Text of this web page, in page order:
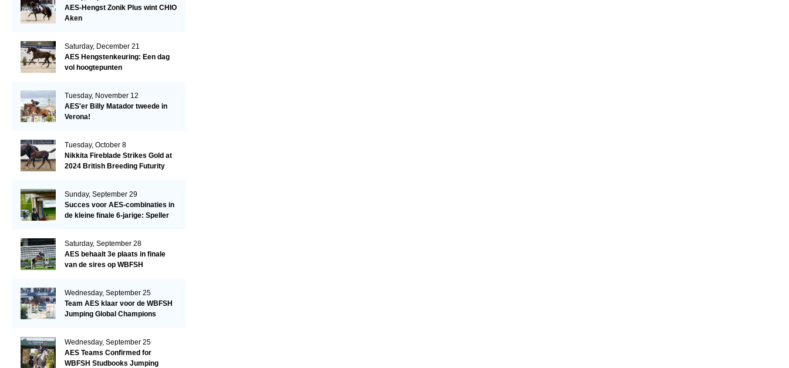
AES-Hengst Zonik Plus wint CHIO
Aken
Saturday, December 21
AES Hengstenkeuring: Een dag
vol hoogtepunten
Tuesday, November 12
AES'er Billy Matador tweede in
Verona!
Tuesday, October 8
Nikkita Fireblade Strikes Gold at
2024 British Breeding Futurity
Sunday, September 29
Succes voor AES-combinaties in
de kleine finale 6-jarige: Speller
Saturday, September 28
AES behaalt 3e plaats in finale
van de sires op WBFSH
Wednesday, September 25
Team AES klaar voor de WBFSH
Jumping Global Champions
Wednesday, September 25
AES Teams Confirmed for
WBFSH Studbooks Jumping